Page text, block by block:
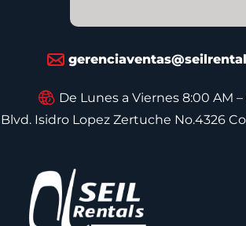
De Lunes a Viernes 8:00 AM
Blvd. Isidro Lopez Zertuche No.4326